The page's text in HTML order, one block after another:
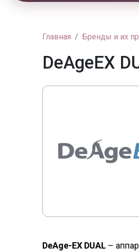
Главная Бренды и их
DeAgeEX
DeAge-EX DUAL –